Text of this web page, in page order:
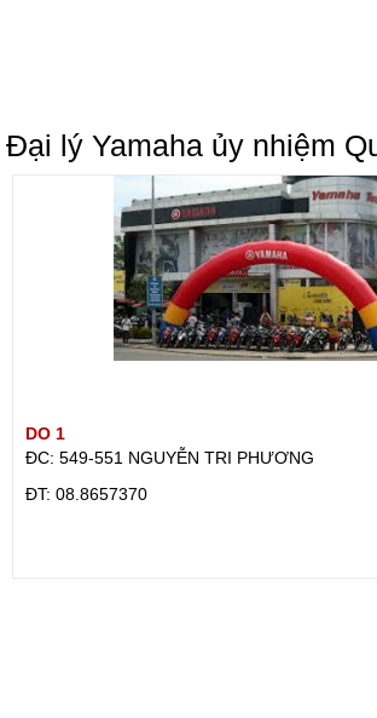
Đại lý Yamaha ủy nhiệm
DO 1
ĐC: 549-551 NGUYỄN TRI PHƯƠNG
ÐT: 08.8657370